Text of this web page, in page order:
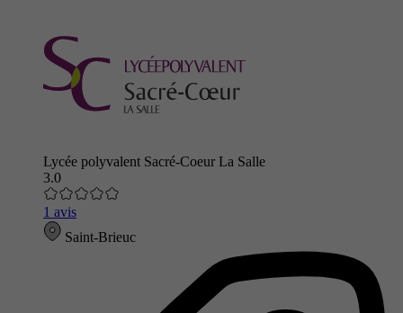
Lycée polyvalent Sacré-Coeur La Salle
3.0
1 avis
Saint-Brieuc